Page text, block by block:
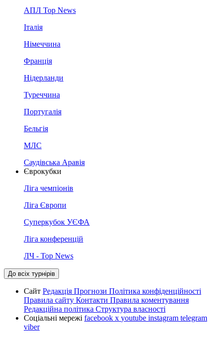
АПЛ Top News
Італія
Німеччина
Франція
Нідерланди
Туреччина
Португалія
Бельгія
МЛС
Саудівська Аравія
Єврокубки
Ліга чемпіонів
Ліга Європи
Суперкубок УЄФА
Ліга конференцій
ЛЧ - Top News
До всіх турнірів
Сайт Редакція Прогнози Політика конфіденційності
Правила сайту Контакти Правила коментування
Редакційна політика Структура власності
Соціальні мережі facebook x youtube instagram telegram
viber